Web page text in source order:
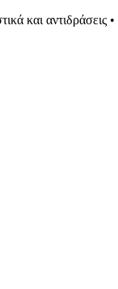
και αντιδράσεις •